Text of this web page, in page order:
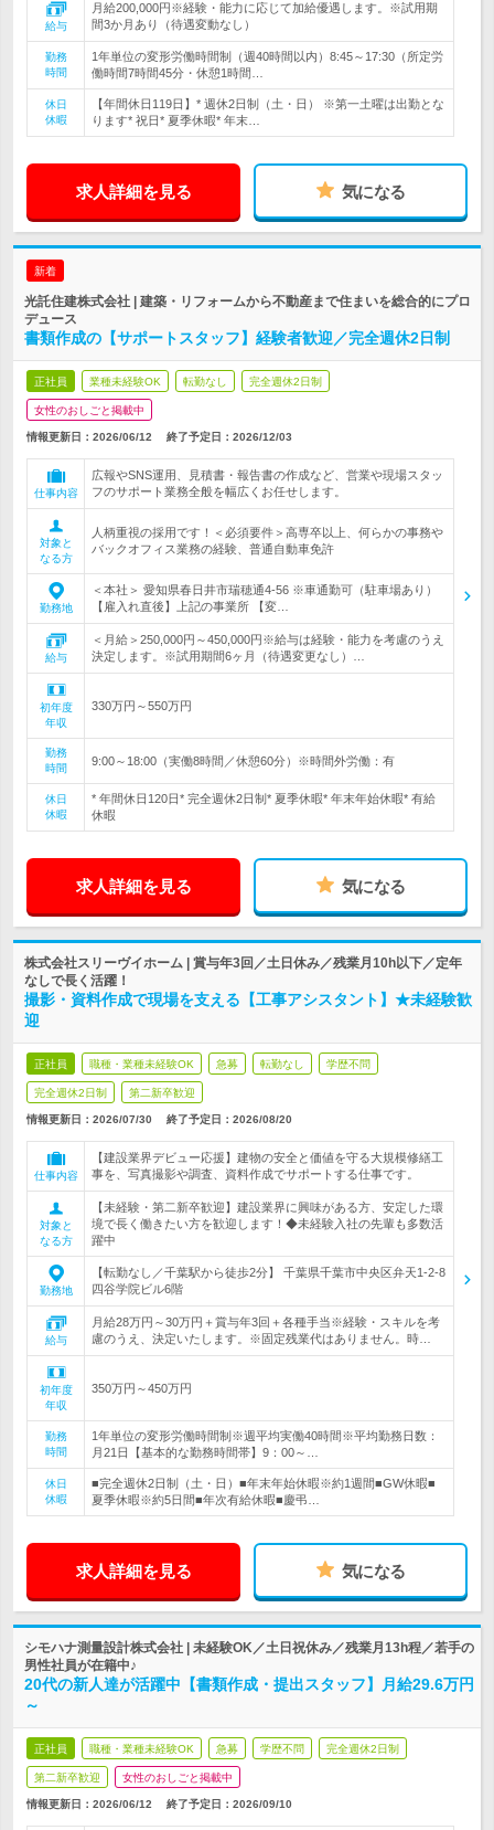
給与
月給200,000円※経験・能力に応じて加給優遇します。※試用期
間3か月あり（待遇変動なし）
勤務
時間
1年単位の変形労働時間制（週40時間以内）8:45～17:30（所定労
働時間7時間45分・休憩1時間…
休日
休暇
【年間休日119日】* 週休2日制（土・日） ※第一土曜は出勤とな
ります* 祝日* 夏季休暇* 年末…
求人詳細を見る 気になる
新着
光託住建株式会社 | 建築・リフォームから不動産まで住まいを総合的にプロ
デュース
書類作成の【サポートスタッフ】経験者歓迎／完全週休2日制
正社員 業種未経験OK 転勤なし 完全週休2日制
女性のおしごと掲載中
情報更新日：2026/06/12 終了予定日： 2026/12/03
仕事内容
広報やSNS運用、見積書・報告書の作成など、営業や現場スタッ
フのサポート業務全般を幅広くお任せします。
対象と
なる方
人柄重視の採用です！＜必須要件＞高専卒以上、何らかの事務や
バックオフィス業務の経験、普通自動車免許
勤務地
＜本社＞ 愛知県春日井市瑞穂通4-56 ※車通勤可（駐車場あり）
【雇入れ直後】上記の事業所 【変…
給与
＜月給＞250,000円～450,000円※給与は経験・能力を考慮のうえ
決定します。※試用期間6ヶ月（待遇変更なし）…
初年度
年収
330万円～550万円
勤務
時間
9:00～18:00（実働8時間／休憩60分）※時間外労働：有
休日
休暇
* 年間休日120日* 完全週休2日制* 夏季休暇* 年末年始休暇* 有給
休暇
求人詳細を見る 気になる
株式会社スリーヴイホーム | 賞与年3回／土日休み／残業月10h以下／定年
なしで長く活躍！
撮影・資料作成で現場を支える【工事アシスタント】★未経験歓
迎
正社員 職種・業種未経験OK 急募 転勤なし 学歴不問
完全週休2日制 第二新卒歓迎
情報更新日：2026/07/30 終了予定日： 2026/08/20
仕事内容
【建設業界デビュー応援】建物の安全と価値を守る大規模修繕工
事を、写真撮影や調査、資料作成でサポートする仕事です。
対象と
なる方
【未経験・第二新卒歓迎】建設業界に興味がある方、安定した環
境で長く働きたい方を歓迎します！◆未経験入社の先輩も多数活
躍中
勤務地
【転勤なし／千葉駅から徒歩2分】 千葉県千葉市中央区弁天1-2-8
四谷学院ビル6階
給与
月給28万円～30万円＋賞与年3回＋各種手当※経験・スキルを考
慮のうえ、決定いたします。※固定残業代はありません。時…
初年度
年収
350万円～450万円
勤務
時間
1年単位の変形労働時間制※週平均実働40時間※平均勤務日数：
月21日【基本的な勤務時間帯】9：00～…
休日
休暇
■完全週休2日制（土・日）■年末年始休暇※約1週間■GW休暇■
夏季休暇※約5日間■年次有給休暇■慶弔…
求人詳細を見る 気になる
シモハナ測量設計株式会社 | 未経験OK／土日祝休み／残業月13h程／若手の
男性社員が在籍中♪
20代の新人達が活躍中【書類作成・提出スタッフ】月給29.6万円
～
正社員 職種・業種未経験OK 急募 学歴不問 完全週休2日制
第二新卒歓迎 女性のおしごと掲載中
情報更新日：2026/06/12 終了予定日： 2026/09/10